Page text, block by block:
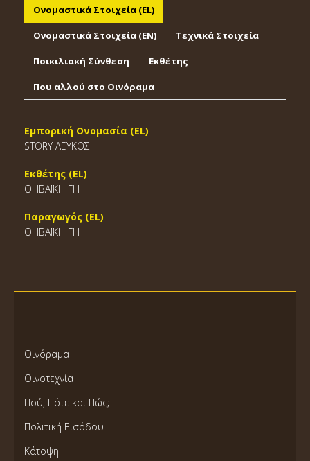
Ονομαστικά Στοιχεία (EL)
Ονομαστικά Στοιχεία (EΝ) Τεχνικά Στοιχεία
Ποικιλιακή Σύνθεση Εκθέτης
Που αλλού στο Οινόραμα
Εμπορική Ονομασία (EL)
STORY ΛΕΥΚΟΣ
Εκθέτης (EL)
ΘΗΒΑΪΚΗ ΓΗ
Παραγωγός (EL)
ΘΗΒΑΪΚΗ ΓΗ
Οινόραμα
Οινοτεχνία
Πού, Πότε και Πώς;
Πολιτική Εισόδου
Κάτοψη